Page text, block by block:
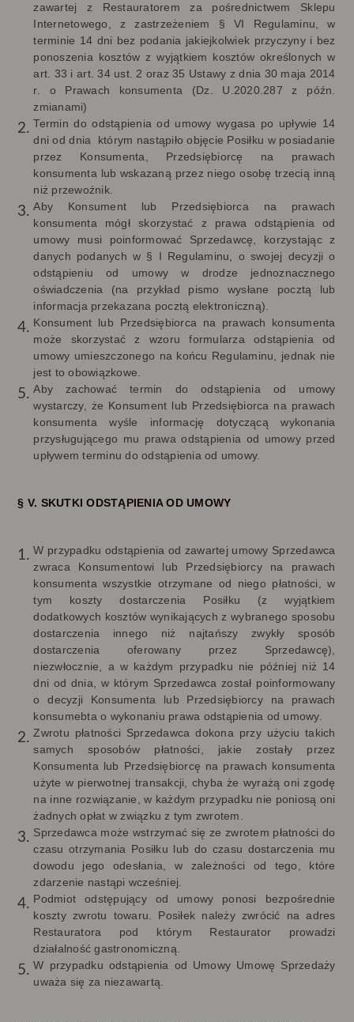
zawartej z Restauratorem za pośrednictwem Sklepu
Internetowego, z zastrzeżeniem § VI Regulaminu, w
terminie 14 dni bez podania jakiejkolwiek przyczyny i bez
ponoszenia kosztów z wyjątkiem kosztów określonych w
art. 33 i art. 34 ust. 2 oraz 35 Ustawy z dnia 30 maja 2014
r. o Prawach konsumenta (Dz. U.2020.287 z późn.
zmianami)
Termin do odstąpienia od umowy wygasa po upływie 14
dni od dnia
którym nastąpiło objęcie Posiłku w posiadanie
przez Konsumenta, Przedsiębiorcę na prawach
konsumenta lub wskazaną przez niego osobę trzecią inną
niż przewoźnik.
Aby Konsument lub Przedsiębiorca na prawach
konsumenta mógł skorzystać z prawa odstąpienia od
umowy musi poinformować Sprzedawcę, korzystając z
danych podanych w § I Regulaminu, o swojej decyzji o
odstąpieniu od umowy w drodze jednoznacznego
oświadczenia (na przykład pismo wysłane pocztą lub
informacja przekazana pocztą elektroniczną).
Konsument lub Przedsiębiorca na prawach konsumenta
może skorzystać z wzoru formularza odstąpienia od
umowy umieszczonego na końcu Regulaminu, jednak nie
jest to obowiązkowe.
Aby zachować termin do odstąpienia od umowy
wystarczy, że Konsument lub Przedsiębiorca na prawach
konsumenta wyśle informację dotyczącą wykonania
przysługującego mu prawa odstąpienia od umowy przed
upływem terminu do odstąpienia od umowy.
§ V. SKUTKI ODSTĄPIENIA OD UMOWY
W przypadku odstąpienia od zawartej umowy Sprzedawca
zwraca Konsumentowi lub Przedsiębiorcy na prawach
konsumenta wszystkie otrzymane od niego płatności, w
tym koszty dostarczenia Posiłku (z wyjątkiem
dodatkowych kosztów wynikających z wybranego sposobu
dostarczenia innego niż najtańszy zwykły sposób
dostarczenia oferowany przez Sprzedawcę),
niezwłocznie, a w każdym przypadku nie później niż 14
dni od dnia, w którym Sprzedawca został poinformowany
o decyzji Konsumenta lub Przedsiębiorcy na prawach
konsumebta o wykonaniu prawa odstąpienia od umowy.
Zwrotu płatności Sprzedawca dokona przy użyciu takich
samych sposobów płatności, jakie zostały przez
Konsumenta lub Przedsiębiorcę na prawach konsumenta
użyte w pierwotnej transakcji, chyba że wyrażą oni zgodę
na inne rozwiązanie, w każdym przypadku nie poniosą oni
żadnych opłat w związku z tym zwrotem.
Sprzedawca może wstrzymać się ze zwrotem płatności do
czasu otrzymania Posiłku lub do czasu dostarczenia mu
dowodu jego odesłania, w zależności od tego, które
zdarzenie nastąpi wcześniej.
Podmiot odstępujący od umowy ponosi bezpośrednie
koszty zwrotu towaru. Posiłek należy zwrócić na adres
Restauratora pod którym Restaurator prowadzi
działalność gastronomiczną.
W przypadku odstąpienia od Umowy Umowę Sprzedaży
uważa się za niezawartą.